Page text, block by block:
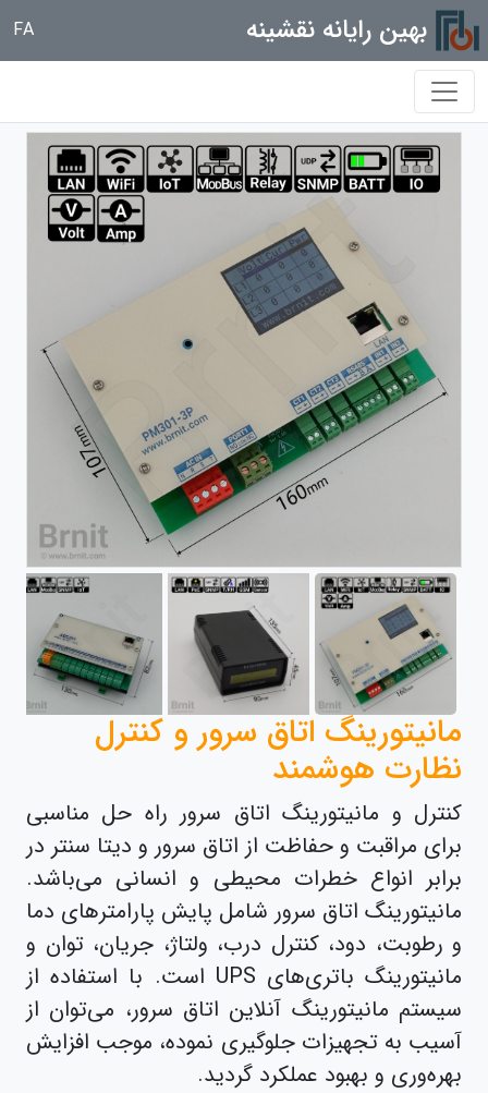
بهین رایانه نقشینه FA
مانیتورینگ اتاق سرور و کنترل
نظارت هوشمند
کنترل و مانیتورینگ اتاق سرور راه حل مناسبی
برای مراقبت و حفاظت از اتاق سرور و دیتا سنتر در
برابر انواع خطرات محیطی و انسانی می‌باشد.
مانیتورینگ اتاق سرور شامل پایش پارامترهای دما
و رطوبت، دود، کنترل درب، ولتاژ، جریان، توان و
مانیتورینگ باتری‌های UPS است. با استفاده از
سیستم مانیتورینگ آنلاین اتاق سرور، می‌توان از
آسیب به تجهیزات جلوگیری نموده، موجب افزایش
بهره‌وری و بهبود عملکرد گردید.